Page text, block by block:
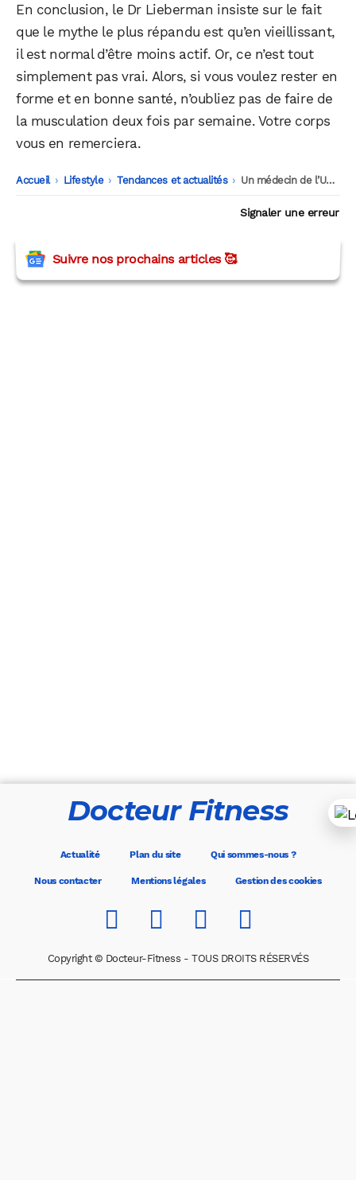
En conclusion, le Dr Lieberman insiste sur le fait
que le mythe le plus répandu est qu’en vieillissant,
il est normal d’être moins actif. Or, ce n’est tout
simplement pas vrai. Alors, si vous voulez rester en
forme et en bonne santé, n’oubliez pas de faire de
la musculation deux fois par semaine. Votre corps
vous en remerciera.
Accueil -
Lifestyle -
Tendances et actualités -
Un médecin de l’Université d’Harvard révèle quel sport il faut absolument faire !
Signaler une erreur
Suivre nos prochains articles 🥰
Docteur Fitness
Actualité Plan du site Qui sommes-nous ?
Nous contacter Mentions légales Gestion des cookies
Copyright © Docteur-Fitness - TOUS DROITS RÉSERVÉS